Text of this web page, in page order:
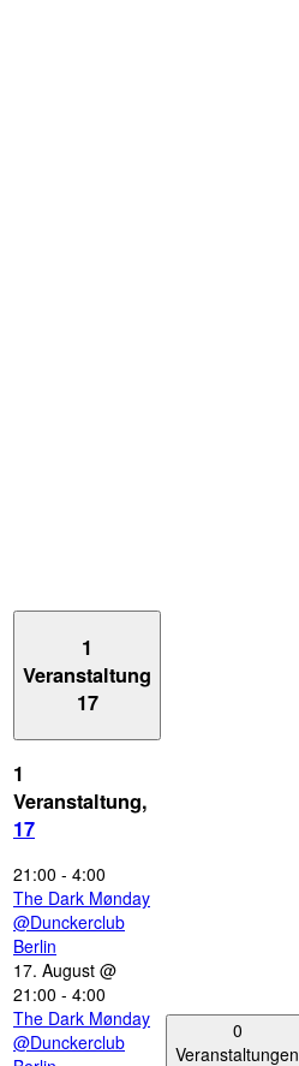
1
Veranstaltung
17
1
Veranstaltung,
17
21:00 - 4:00
The Dark Mønday
@Dunckerclub
Berlin
17. August @
21:00 - 4:00
The Dark Mønday
@Dunckerclub
0
Veranstaltungen